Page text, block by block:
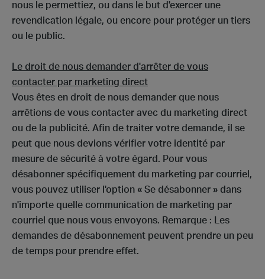
nous le permettiez, ou dans le but d'exercer une
revendication légale, ou encore pour protéger un tiers
ou le public.
Le droit de nous demander d'arrêter de vous
contacter par marketing direct
Vous êtes en droit de nous demander que nous
arrêtions de vous contacter avec du marketing direct
ou de la publicité. Afin de traiter votre demande, il se
peut que nous devions vérifier votre identité par
mesure de sécurité à votre égard. Pour vous
désabonner spécifiquement du marketing par courriel,
vous pouvez utiliser l'option « Se désabonner » dans
n'importe quelle communication de marketing par
courriel que nous vous envoyons. Remarque : Les
demandes de désabonnement peuvent prendre un peu
de temps pour prendre effet.